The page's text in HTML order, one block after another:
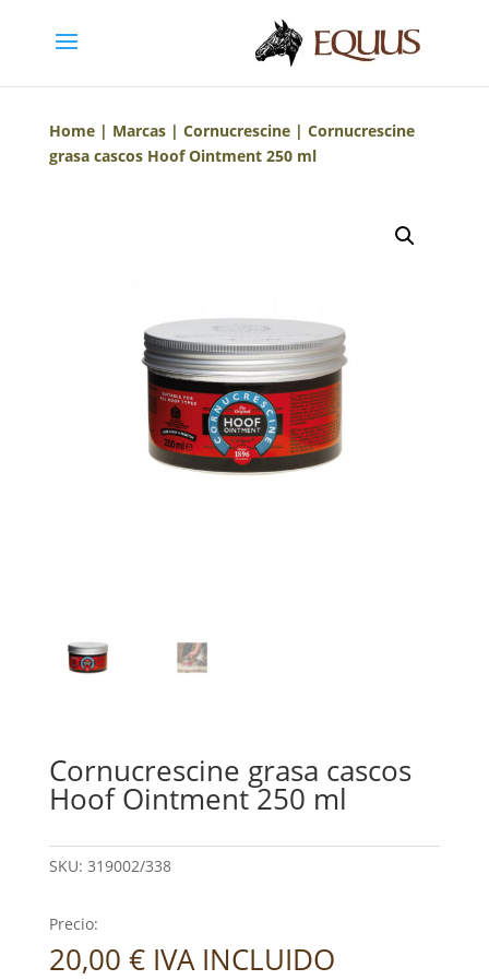
Home| Marcas| Cornucrescine| Cornucrescine
grasa cascos Hoof Ointment 250 ml
Cornucrescine grasa cascos
Hoof Ointment 250 ml
SKU: 319002/338
Precio:
20,00 € IVA INCLUIDO